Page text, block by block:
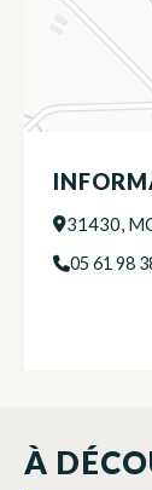
31430,
05 61 98
À